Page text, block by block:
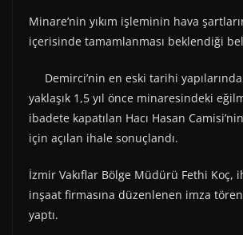
Minare’nin yıkım işleminin hava
içerisinde tamamlanması beklendiği
Demirci’nin en eski tarihi
yaklaşık 1,5 yıl önce minaresindeki
ibadete kapatılan Hacı Hasan
için açılan ihale sonuçlandı.
İzmir Vakıflar Bölge Müdürü Fethi Koç,
inşaat firmasına düzenlenen imza
yaptı.